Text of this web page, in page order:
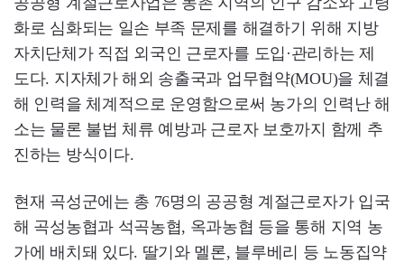
화로 심화되는 일손 부족 문제를 해결하기 위해 지방
자치단체가 직접 외국인 근로자를 도입·관리하는 제
도다. 지자체가 해외 송출국과 업무협약(MOU)을 체결
해 인력을 체계적으로 운영함으로써 농가의 인력난 해
소는 물론 불법 체류 예방과 근로자 보호까지 함께 추
진하는 방식이다.
현재 곡성군에는 총 76명의 공공형 계절근로자가 입국
해 곡성농협과 석곡농협, 옥과농협 등을 통해 지역 농
가에 배치돼 있다. 딸기와 멜론, 블루베리 등 노동집약